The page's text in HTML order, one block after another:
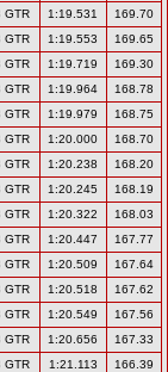
GTR 1:19.531
169.70
GTR 1:19.553
169.65
GTR 1:19.719
169.30
GTR 1:19.964
168.78
GTR 1:19.979
168.75
GTR 1:20.000
168.70
GTR 1:20.238
168.20
GTR 1:20.245
168.19
GTR 1:20.322
168.03
GTR 1:20.447
167.77
GTR 1:20.509
167.64
GTR 1:20.518
167.62
GTR 1:20.549
167.56
GTR 1:20.656
167.33
GTR 1:21.113
166.39